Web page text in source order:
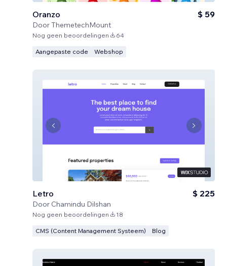
Oranzo
DoorThemetechMount
$ 59
Nog geen beoordelingen 64
Aangepaste code Webshop
Letro
Door Chamindu Dilshan
$ 225
Nog geen beoordelingen 18
CMS (Content Management Systeem) Blog